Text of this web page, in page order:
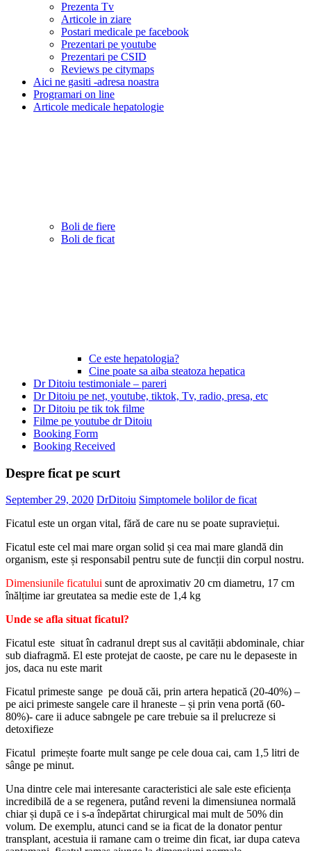
Prezenta Tv
Articole in ziare
Postari medicale pe facebook
Prezentari pe youtube
Prezentari pe CSID
Reviews pe citymaps
Aici ne gasiti -adresa noastra
Programari on line
Articole medicale hepatologie
Boli de fiere
Boli de ficat
Ce este hepatologia?
Cine poate sa aiba steatoza hepatica
Dr Ditoiu testimoniale – pareri
Dr Ditoiu pe net, youtube, tiktok, Tv, radio, presa, etc
Dr Ditoiu pe tik tok filme
Filme pe youtube dr Ditoiu
Booking Form
Booking Received
Despre ficat pe scurt
September 29, 2020 DrDitoiu Simptomele bolilor de ficat
Ficatul este un organ vital, fără de care nu se poate supraviețui.
Ficatul este cel mai mare organ solid și cea mai mare glandă din
organism, este și responsabil pentru sute de funcții din corpul nostru.
Dimensiunile ficatului sunt de aproximativ 20 cm diametru, 17 cm
înălțime iar greutatea sa medie este de 1,4 kg
Unde se afla situat ficatul?
Ficatul este situat în cadranul drept sus al cavității abdominale, chiar
sub diafragmă. El este protejat de caoste, pe care nu le depaseste in
jos, daca nu este marit
Ficatul primeste sange pe două căi, prin artera hepatică (20-40%) –
pe aici primeste sangele care il hraneste – și prin vena portă (60-
80%)- care ii aduce sabngele pe care trebuie sa il prelucreze si
detoxifieze
Ficatul primește foarte mult sange pe cele doua cai, cam 1,5 litri de
sânge pe minut.
Una dintre cele mai interesante caracteristici ale sale este eficiența
incredibilă de a se regenera, putând reveni la dimensiunea normală
chiar și după ce i s-a îndepărtat chirurgical mai mult de 50% din
volum. De exemplu, atunci cand se ia ficat de la donator pentur
transplant, acestuia ii ramane cam o treime din ficat, iar dupa cateva